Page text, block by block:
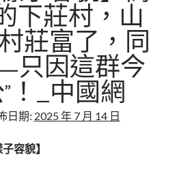
下莊村，山
莊富了，同
只因這群今
！_中國網
日期: 2025 年 7 月 14 日
容貌】